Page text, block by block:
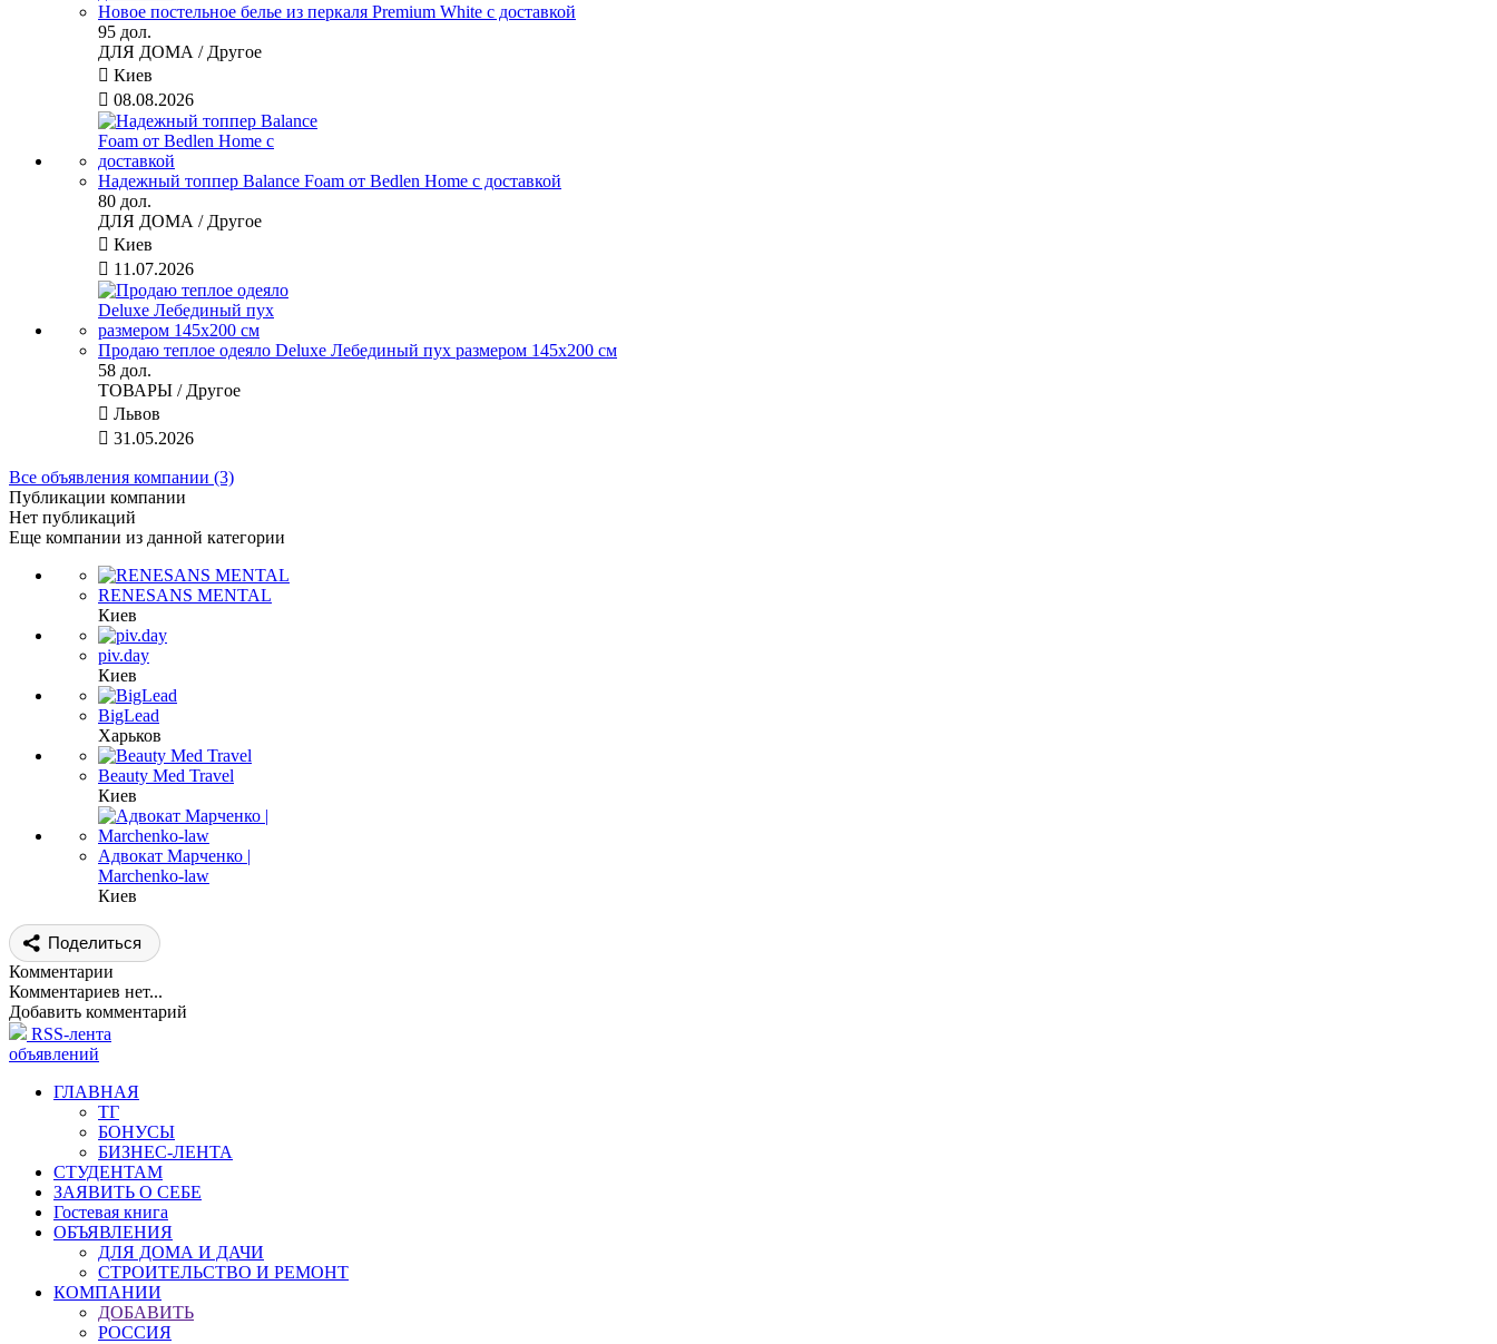
Новое постельное белье из перкаля Premium White с доставкой
95 дол.
ДЛЯ ДОМА / Другое
 Киев
 08.08.2026
Надежный топпер Balance Foam от Bedlen Home с доставкой
80 дол.
ДЛЯ ДОМА / Другое
 Киев
 11.07.2026
Продаю теплое одеяло Deluxe Лебединый пух размером 145х200 см
58 дол.
ТОВАРЫ / Другое
 Львов
 31.05.2026
Все объявления компании (3)
Публикации компании
Нет публикаций
Еще компании из данной категории
RENESANS MENTAL
Киев
piv.day
Киев
BigLead
Харьков
Beauty Med Travel
Киев
Адвокат Марченко |
Marchenko-law
Киев
Поделиться
Комментарии
Комментариев нет...
Добавить комментарий
RSS-лента
объявлений
ГЛАВНАЯ
ТГ
БОНУСЫ
БИЗНЕС-ЛЕНТА
СТУДЕНТАМ
ЗАЯВИТЬ О СЕБЕ
Гостевая книга
ОБЪЯВЛЕНИЯ
ДЛЯ ДОМА И ДАЧИ
СТРОИТЕЛЬСТВО И РЕМОНТ
КОМПАНИИ
ДОБАВИТЬ
РОССИЯ